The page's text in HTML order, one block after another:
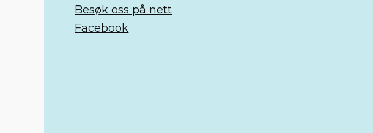
Besøk oss på nett
Facebook